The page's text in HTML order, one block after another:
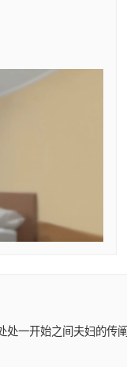
处一开始之间夫妇的